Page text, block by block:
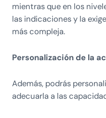
mientras que en los
las indicaciones y la
más compleja.
Personalización de la
Además, podrás
adecuarla a las